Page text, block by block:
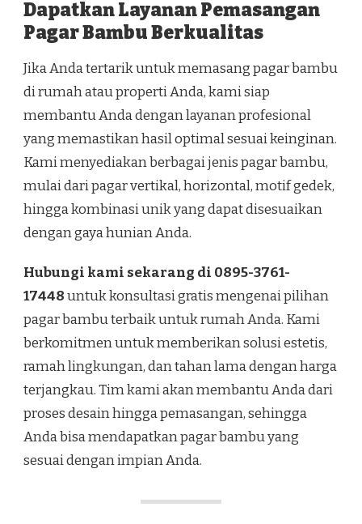
Dapatkan Layanan Pemasangan
Pagar Bambu Berkualitas
Jika Anda tertarik untuk memasang pagar bambu
di rumah atau properti Anda, kami siap
membantu Anda dengan layanan profesional
yang memastikan hasil optimal sesuai keinginan.
Kami menyediakan berbagai jenis pagar bambu,
mulai dari pagar vertikal, horizontal, motif gedek,
hingga kombinasi unik yang dapat disesuaikan
dengan gaya hunian Anda.
Hubungi kami sekarang di 0895-3761-
17448untuk konsultasi gratis mengenai pilihan
pagar bambu terbaik untuk rumah Anda. Kami
berkomitmen untuk memberikan solusi estetis,
ramah lingkungan, dan tahan lama dengan harga
terjangkau. Tim kami akan membantu Anda dari
proses desain hingga pemasangan, sehingga
Anda bisa mendapatkan pagar bambu yang
sesuai dengan impian Anda.